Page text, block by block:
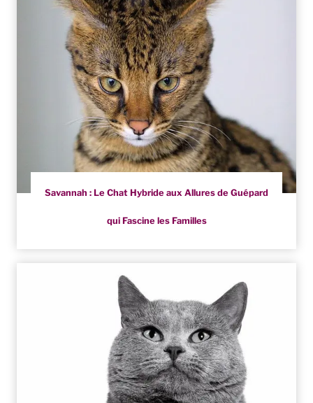
Savannah : Le Chat Hybride aux Allures de Guépard
qui Fascine les Familles